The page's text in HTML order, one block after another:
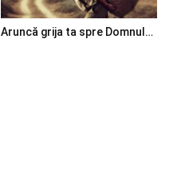
Aruncă grija ta spre Domnul…